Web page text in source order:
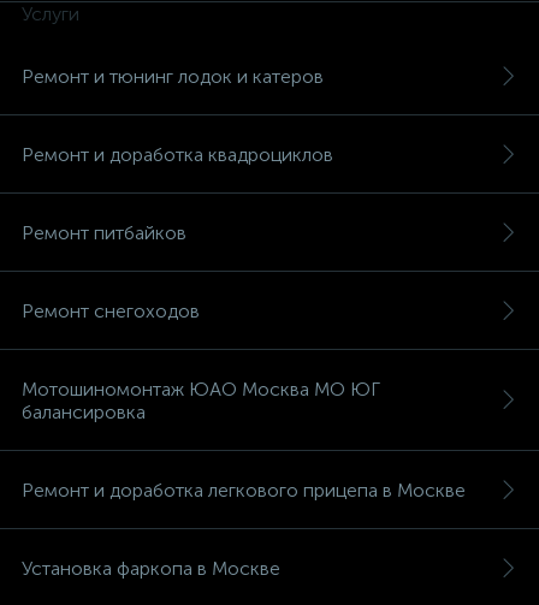
Услуги
Ремонт и тюнинг лодок и катеров
Ремонт и доработка квадроциклов
Ремонт питбайков
Ремонт снегоходов
Мотошиномонтаж ЮАО Москва МО ЮГ
балансировка
Ремонт и доработка легкового прицепа в Москве
Установка фаркопа в Москве